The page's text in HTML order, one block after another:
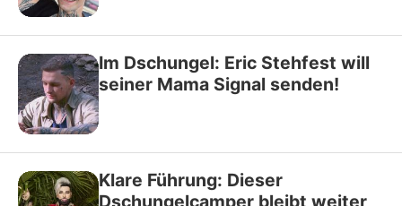
Im Dschungel: Eric Stehfest will
seiner Mama Signal senden!
Klare Führung: Dieser
Dschungelcamper bleibt weiter